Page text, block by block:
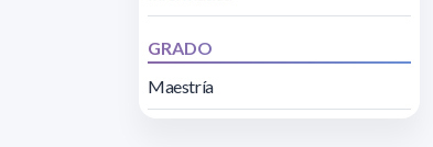
GRADO
Maestría